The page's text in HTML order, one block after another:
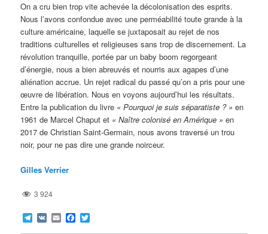
On a cru bien trop vite achevée la décolonisation des esprits.
Nous l’avons confondue avec une perméabilité toute grande à la
culture américaine, laquelle se juxtaposait au rejet de nos
traditions culturelles et religieuses sans trop de discernement. La
révolution tranquille, portée par un baby boom regorgeant
d’énergie, nous a bien abreuvés et nourris aux agapes d’une
aliénation accrue. Un rejet radical du passé qu’on a pris pour une
œuvre de libération. Nous en voyons aujourd’hui les résultats.
Entre la publication du livre «Pourquoi je suis séparatiste ? » en
1961 de Marcel Chaput et «Naître colonisé en Amérique » en
2017 de Christian Saint-Germain, nous avons traversé un trou
noir, pour ne pas dire une grande noirceur.
Gilles Verrier
3 924
Telegram
VK EmailFacebook